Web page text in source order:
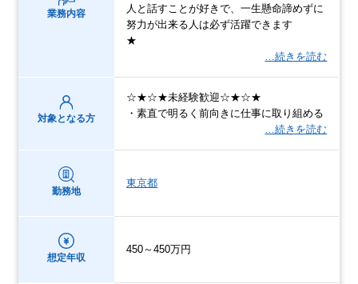
業務内容
人と話すことが好きで、一生懸命諦めずに
努力が出来る人は必ず活躍できます
★
…続きを読む
対象となる方
☆★☆★未経験歓迎☆★☆★
・素直で明るく前向きに仕事に取り組める
…続きを読む
勤務地
東京都
想定年収
450～450万円